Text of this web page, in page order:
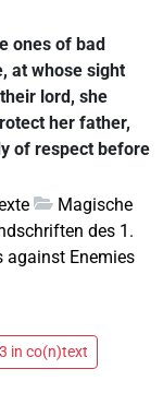
ones of bad
at whose sight
lord, she
her father,
of respect before
Magische
des 1.
against Enemies
in co(n)text